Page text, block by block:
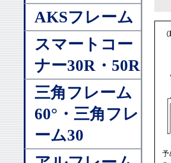
AKSフレーム
スマートコー
ナー30R・50R
三角フレーム
60°・三角フレ
ーム30
予